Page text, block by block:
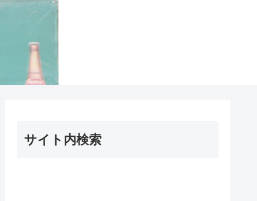
サイト内検索